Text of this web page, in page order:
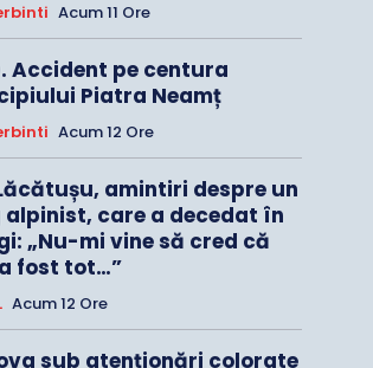
Acum 11 Ore
Accident pe centura
Piatra Neamț
Acum 12 Ore
amintiri despre un
alpinist, care a decedat în
„Nu-mi vine să cred că
fost tot…”
Acum 12 Ore
sub atenționări colorate